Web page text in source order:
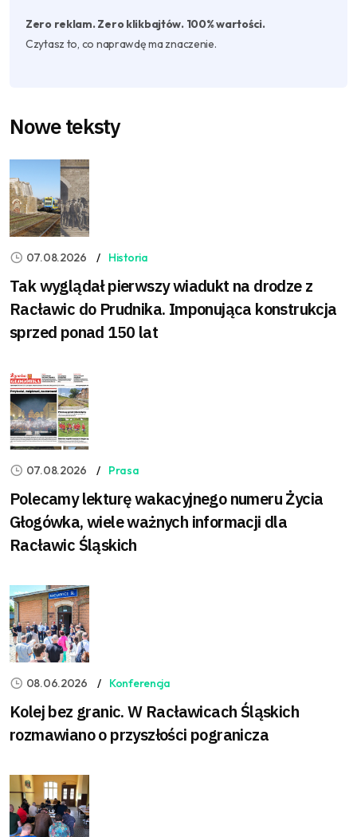
Zero reklam. Zero klikbajtów. 100% wartości.
Czytasz to, co naprawdę ma znaczenie.
Nowe teksty
07.08.2026 Historia
Tak wyglądał pierwszy wiadukt na drodze z
Racławic do Prudnika. Imponująca konstrukcja
sprzed ponad 150 lat
07.08.2026 Prasa
Polecamy lekturę wakacyjnego numeru Życia
Głogówka, wiele ważnych informacji dla
Racławic Śląskich
08.06.2026 Konferencja
Kolej bez granic. W Racławicach Śląskich
rozmawiano o przyszłości pogranicza